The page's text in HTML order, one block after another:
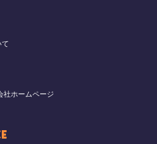
社ホームページ